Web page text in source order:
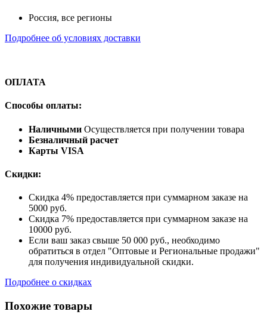
Россия, все регионы
Подробнее об условиях доставки
ОПЛАТА
Способы оплаты:
Наличными Осуществляется при получении товара
Безналичный расчет
Карты VISA
Скидки:
Скидка 4% предоставляется при суммарном заказе на
5000 руб.
Скидка 7% предоставляется при суммарном заказе на
10000 руб.
Если ваш заказ свыше 50 000 руб., необходимо
обратиться в отдел "Оптовые и Региональные продажи"
для получения индивидуальной скидки.
Подробнее о скидках
Похожие товары